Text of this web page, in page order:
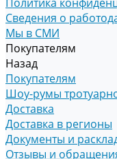
Сведения о
Мы в СМИ
Покупателям
Назад
Покупателям
Шоу-румы
Доставка
Доставка в регионы
Документы и
Отзывы и